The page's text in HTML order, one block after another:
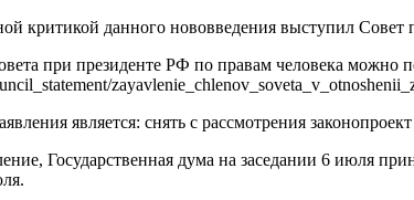
критикой данного нововведения выступил Совет
при президенте РФ по правам человека можно
является: снять с рассмотрения
Государственная дума на заседании 6 июля